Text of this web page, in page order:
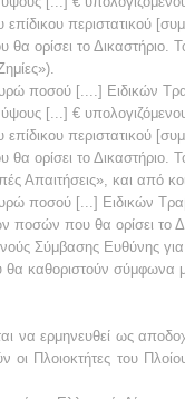
περιστατικού
ορίσει το Δικαστήριο.
ποσού [....] Ειδικών
ύψους [...] €
περιστατικού
ορίσει το Δικαστήριο.
Απαιτήσεις», και από
ποσού [...] Ειδικών
ποσών που θα ορίσει το
Σύμβασης Ευθύνης
θα καθοριστούν
να ερμηνευθεί ως
οι Πλοιοκτήτες του